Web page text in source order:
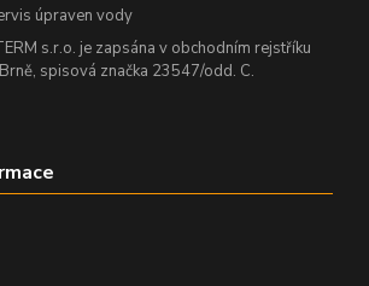
úpraven vody
s.r.o. je zapsána v obchodním rejstříku
spisová značka 23547/odd. C.